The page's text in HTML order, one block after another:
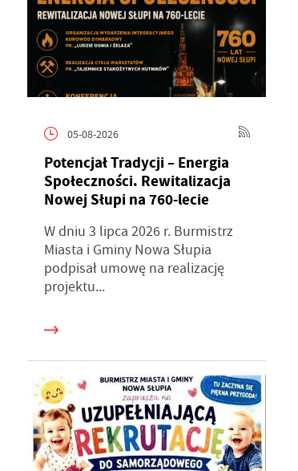
05-08-2026
Potencjał Tradycji – Energia
Społeczności. Rewitalizacja
Nowej Słupi na 760-lecie
W dniu 3 lipca 2026 r. Burmistrz
Miasta i Gminy Nowa Słupia
podpisał umowę na realizację
projektu...